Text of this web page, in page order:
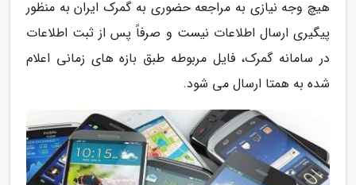
هیچ وجه نیازی به مراجعه حضوری به گمرک ایران به منظور
پیگیری ارسال اطلاعات نیست و صرفاً پس از ثبت اطلاعات
در سامانه گمرک، فایل مربوطه طبق بازه های زمانی اعلام
شده به همتا ارسال می شود.